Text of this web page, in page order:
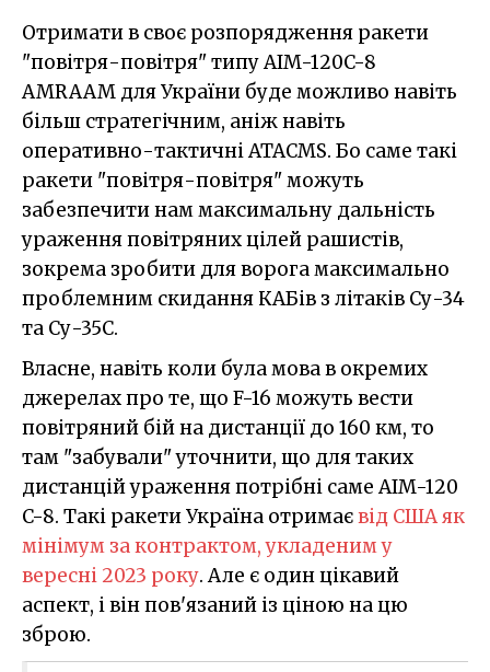
Отримати в своє розпорядження ракети
"повітря-повітря" типу AIM-120C-8
AMRAAM для України буде можливо навіть
більш стратегічним, аніж навіть
оперативно-тактичні ATACMS. Бо саме такі
ракети "повітря-повітря" можуть
забезпечити нам максимальну дальність
ураження повітряних цілей рашистів,
зокрема зробити для ворога максимально
проблемним скидання КАБів з літаків Су-34
та Су-35С.
Власне, навіть коли була мова в окремих
джерелах про те, що F-16 можуть вести
повітряний бій на дистанції до 160 км, то
там "забували" уточнити, що для таких
дистанцій ураження потрібні саме AIM-120
C-8. Такі ракети Україна отримаєвід США як
мінімум за контрактом, укладеним у
вересні 2023 року. Але є один цікавий
аспект, і він пов'язаний із ціною на цю
зброю.